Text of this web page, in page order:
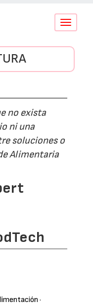
Conmutar
no exista
ni una
soluciones o
Alimentaria
·